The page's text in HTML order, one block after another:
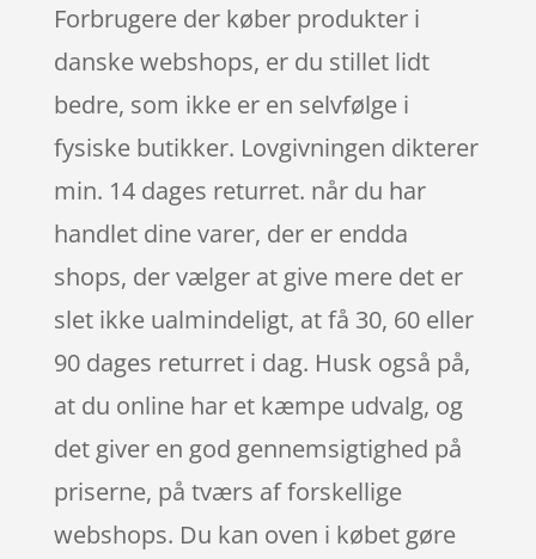
Forbrugere der køber produkter i
danske webshops, er du stillet lidt
bedre, som ikke er en selvfølge i
fysiske butikker. Lovgivningen dikterer
min. 14 dages returret. når du har
handlet dine varer, der er endda
shops, der vælger at give mere det er
slet ikke ualmindeligt, at få 30, 60 eller
90 dages returret i dag. Husk også på,
at du online har et kæmpe udvalg, og
det giver en god gennemsigtighed på
priserne, på tværs af forskellige
webshops. Du kan oven i købet gøre